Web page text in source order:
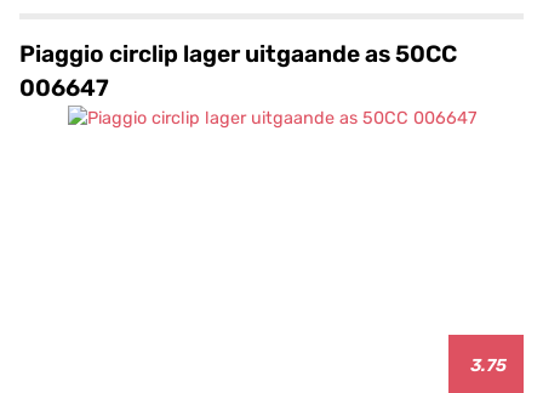
Piaggio circlip lager uitgaande as 50CC
006647
3.75